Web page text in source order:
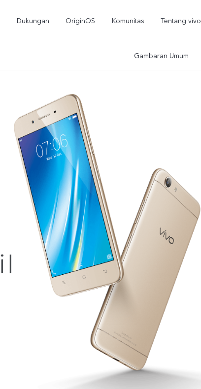
Dukungan OriginOS Komunitas Tentang vivo
Gambaran Umum